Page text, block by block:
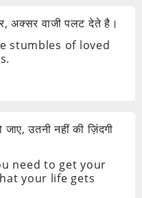
अक्सर वाजी पलट देते है।
stumbles of loved
उतनी नहीं की ज़िंदगी
need to get your
your life gets